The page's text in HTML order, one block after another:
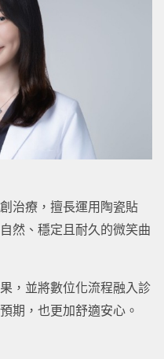
治療，擅長運用陶瓷貼
然、穩定且耐久的微笑曲
，並將數位化流程融入診
期，也更加舒適安心。